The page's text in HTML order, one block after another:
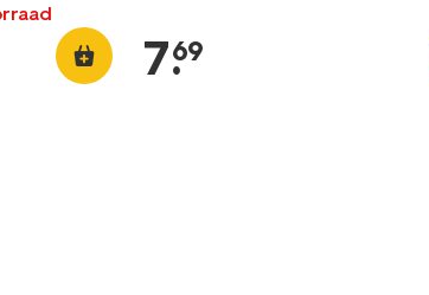
7.
69